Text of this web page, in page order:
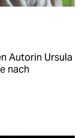
Autorin Ursula
nach